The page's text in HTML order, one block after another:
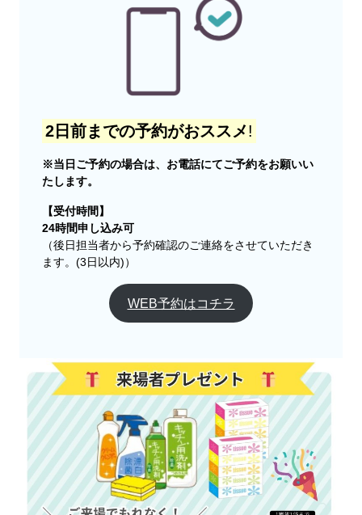
2日前までの予約がおススメ!
※当日ご予約の場合は、お電話にてご予約をお願いい
たします。
【受付時間】
24時間申し込み可
（後日担当者から予約確認のご連絡をさせていただき
ます。(3日以内)）
WEB予約はコチラ